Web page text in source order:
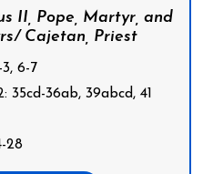
II, Pope, Martyr, and
Cajetan, Priest
6-7
36ab, 39abcd, 41
28